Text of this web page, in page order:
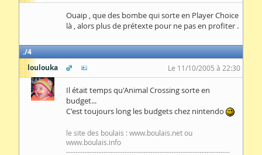
Ouaip , que des bombe qui sorte en Player Choice
là , alors plus de prétexte pour ne pas en profiter .
4
loulouka
Le 11/10/2005 à 22:30
Il était temps qu'Animal Crossing sorte en
budget...
C'est toujours long les budgets chez nintendo
le site des boulais : www.boulais.net ou
www.boulais.info
----------------------------------------------------------------------